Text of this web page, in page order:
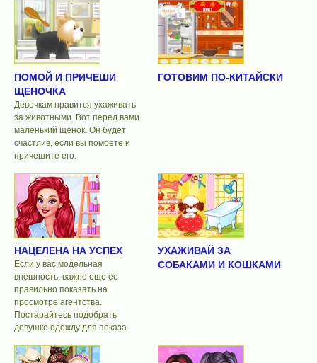
ПОМОЙ И ПРИЧЕШИ
ЩЕНОЧКА
Девочкам нравится ухаживать
за животными. Вот перед вами
маленький щенок. Он будет
счастлив, если вы помоете и
причешите его.
ГОТОВИМ ПО-КИТАЙСКИ
НАЦЕЛЕНА НА УСПЕХ
Если у вас модельная
внешность, важно еще ее
правильно показать на
просмотре агентства.
Постарайтесь подобрать
девушке одежду для показа.
УХАЖИВАЙ ЗА
СОБАКАМИ И КОШКАМИ